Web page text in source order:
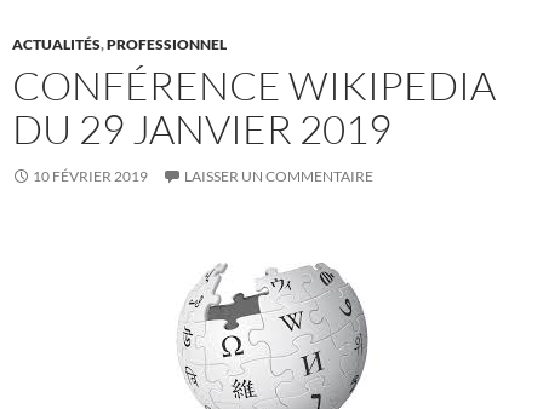
ACTUALITÉS,PROFESSIONNEL
CONFÉRENCE WIKIPEDIA
DU 29 JANVIER 2019
10 FÉVRIER 2019 LAISSER UN COMMENTAIRE